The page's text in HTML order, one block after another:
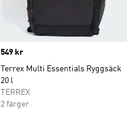
Price
549 kr
Terrex Multi Essentials Ryggsäck
20 l
TERREX
2 färger